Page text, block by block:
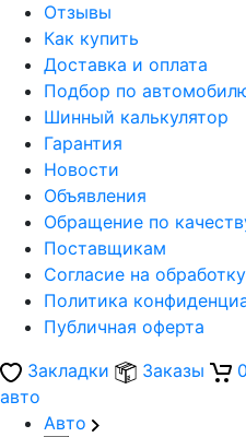
Отзывы
Как купить
Доставка и оплата
Подбор по
Шинный калькулятор
Гарантия
Новости
Объявления
Обращение по
Поставщикам
Согласие на
Политика
Публичная оферта
Закладки
Заказы 0
авто
Авто